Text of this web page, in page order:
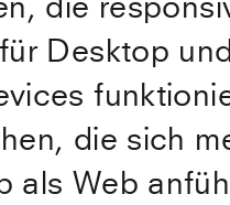
die
Desktop und
die sich
als Web